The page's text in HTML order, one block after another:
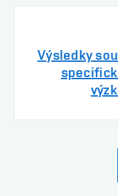
Výsledky